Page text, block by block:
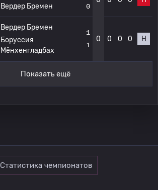
Вердер Бремен
0
Вердер Бремен
Боруссия
Мёнхенгладбах
1
1
0 0 0 0 Н
Показать ещё
Статистика чемпионатов